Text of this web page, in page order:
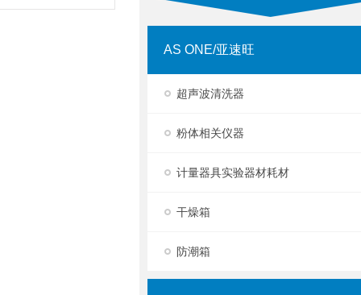
AS ONE/亚速旺
超声波清洗器
粉体相关仪器
计量器具实验器材耗材
干燥箱
防潮箱